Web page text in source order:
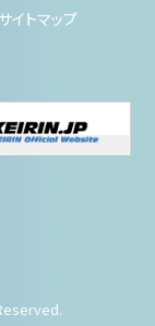
サイトマップ